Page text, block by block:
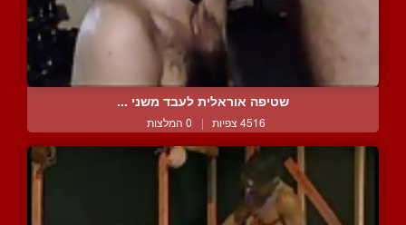
שטיפה אוראלית לעבד משני ...
4516 צפיות | 0 המלצות